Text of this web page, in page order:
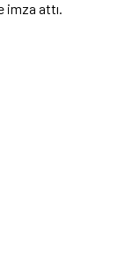
imza attı.